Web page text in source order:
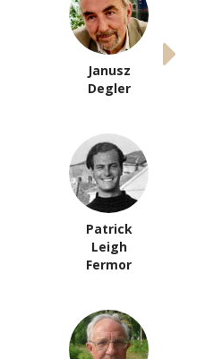
Janusz
Degler
Patrick
Leigh
Fermor